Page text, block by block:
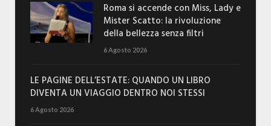
Roma si accende con Miss, Lady e
Mister Scatto: la rivoluzione
della bellezza senza filtri
6 Agosto 2026
LE PAGINE DELL’ESTATE: QUANDO UN LIBRO
DIVENTA UN VIAGGIO DENTRO NOI STESSI
6 Agosto 2026